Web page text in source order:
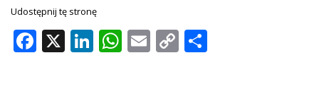
Udostępnij tę stronę
Facebook
X LinkedIn
WhatsApp
Email
Copy